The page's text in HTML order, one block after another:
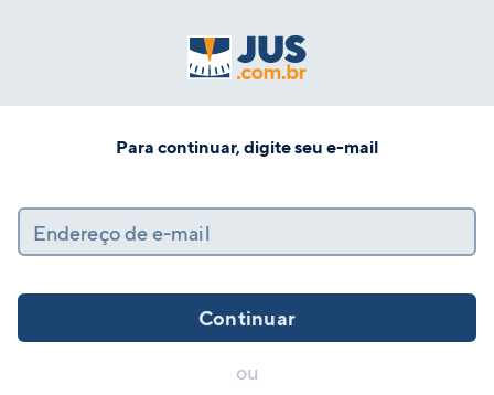
Para continuar, digite seu e-mail
Endereço de e-mail
Continuar
ou